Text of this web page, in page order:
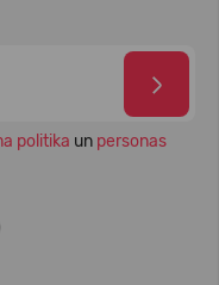
politika un personas